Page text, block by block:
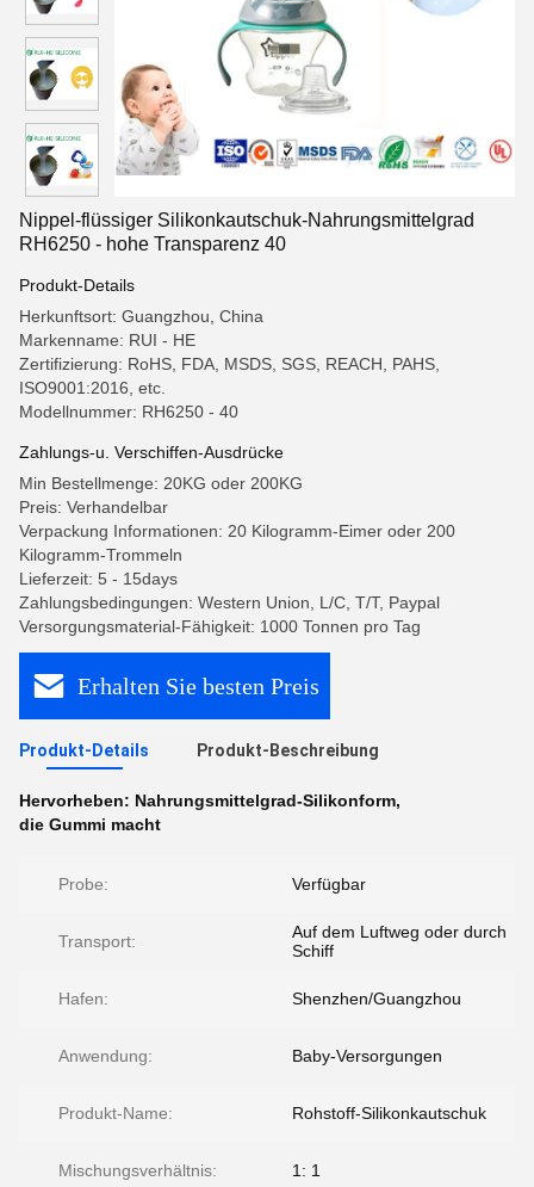
Nippel-flüssiger Silikonkautschuk-Nahrungsmittelgrad
RH6250 - hohe Transparenz 40
Produkt-Details
Herkunftsort: Guangzhou, China
Markenname: RUI - HE
Zertifizierung: RoHS, FDA, MSDS, SGS, REACH, PAHS,
ISO9001:2016, etc.
Modellnummer: RH6250 - 40
Zahlungs-u. Verschiffen-Ausdrücke
Min Bestellmenge: 20KG oder 200KG
Preis: Verhandelbar
Verpackung Informationen: 20 Kilogramm-Eimer oder 200
Kilogramm-Trommeln
Lieferzeit: 5 - 15days
Zahlungsbedingungen: Western Union, L/C, T/T, Paypal
Versorgungsmaterial-Fähigkeit: 1000 Tonnen pro Tag
Erhalten Sie besten Preis
Produkt-Details Produkt-Beschreibung
Hervorheben: Nahrungsmittelgrad-Silikonform,
die Gummi macht
Probe: Verfügbar
Transport:
Auf dem Luftweg oder durch
Schiff
Hafen: Shenzhen/Guangzhou
Anwendung: Baby-Versorgungen
Produkt-Name: Rohstoff-Silikonkautschuk
Mischungsverhältnis: 1: 1